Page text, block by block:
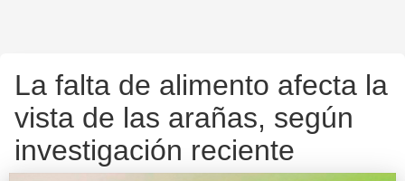
La falta de alimento afecta la
vista de las arañas, según
investigación reciente